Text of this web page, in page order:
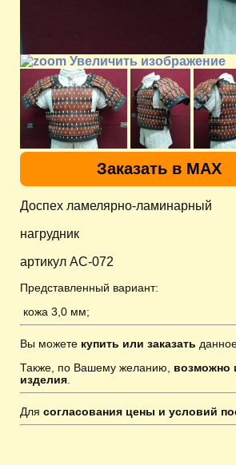
Увеличить изображение
Заказать в MAX
Доспех ламелярно-ламинарный
нагрудник
артикул AC-072
Представленный вариант:
кожа 3,0 мм;
Вы можете купить или заказать
Также, по Вашему желанию, возможно
изделия
Для согласования цены и условий